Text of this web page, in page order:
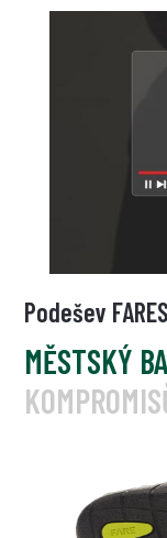
Podešev
MĚSTSKÝ